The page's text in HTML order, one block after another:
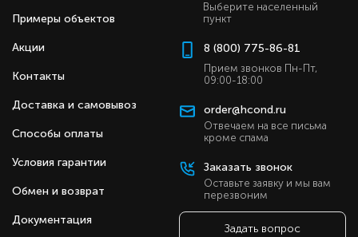
Примеры объектов
Акции
Контакты
Доставка и самовывоз
Способы оплаты
Условия гарантии
Обмен и возврат
Документация
Выберите населенный
пункт
8 (800) 775-86-81
Прием звонков Пн-Пт,
09:00-18:00
order@hcond.ru
Отвечаем на все письма
кроме спама
Заказать звонок
Оставьте заявку и мы вам
перезвоним
Задать вопрос